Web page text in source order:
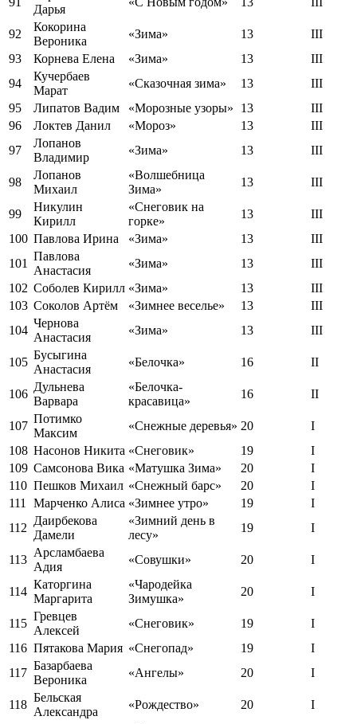
Дарья
92
Кокорина
Вероника
«Зима» 13
III
93
Корнева Елена «Зима» 13
III
94
Кучербаев
Марат
«Сказочная зима» 13
III
95
Липатов Вадим «Морозные узоры» 13
III
96
Локтев Данил «Мороз» 13
III
97
Лопанов
Владимир
«Зима» 13 III
98
Лопанов
Михаил
«Волшебница
Зима»
13 III
99
Никулин
Кирилл
«Снеговик на
горке»
13
III
100 Павлова Ирина «Зима» 13
III
101
Павлова
Анастасия
«Зима» 13
III
102 Соболев Кирилл «Зима» 13
III
103 Соколов Артём «Зимнее веселье» 13
III
104
Чернова
Анастасия
«Зима» 13 III
105
Бусыгина
Анастасия
«Белочка» 16 II
106
Дульнева
Варвара
«Белочка-
красавица»
16 II
107
Потимко
Максим
«Снежные деревья» 20
I
108 Насонов Никита «Снеговик» 19
I
109 Самсонова Вика «Матушка Зима» 20
I
110 Пешков Михаил «Снежный барс» 20
I
111
Марченко Алиса «Зимнее утро» 19
I
112
Даирбекова
Дамели
«Зимний день в
лесу»
19 I
113
Арсламбаева
Адия
«Совушки» 20 I
114
Каторгина
Маргарита
«Чародейка
Зимушка»
20 I
115
Гревцев
Алексей
«Снеговик» 19
I
116 Пятакова Мария «Снегопад» 19
I
117
Базарбаева
Вероника
«Ангелы» 20 I
118
Бельская
Александра
«Рождество» 20 I